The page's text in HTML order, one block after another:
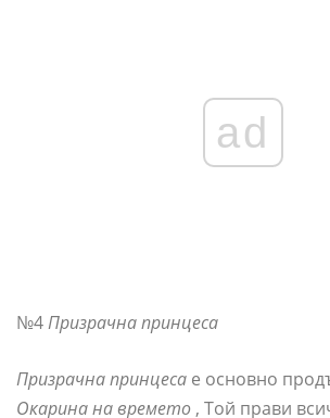
ad
№4Призрачна принцеса
Призрачна принцеса е основно
Окарина на времето , Той прави